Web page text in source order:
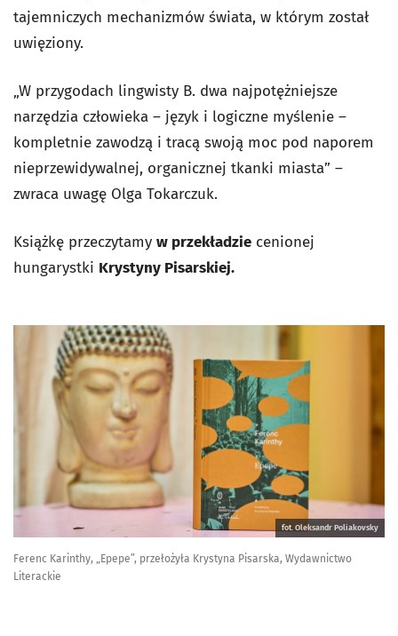
tajemniczych mechanizmów świata, w którym został
uwięziony.
„W przygodach lingwisty B. dwa najpotężniejsze
narzędzia człowieka – język i logiczne myślenie –
kompletnie zawodzą i tracą swoją moc pod naporem
nieprzewidywalnej, organicznej tkanki miasta” –
zwraca uwagę Olga Tokarczuk.
Książkę przeczytamy w przekładzie cenionej
hungarystki Krystyny Pisarskiej.
fot. Oleksandr Poliakovsky
Ferenc Karinthy, „Epepe”, przełożyła Krystyna Pisarska, Wydawnictwo
Literackie